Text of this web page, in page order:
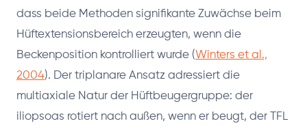
dass beide Methoden signifikante Zuwächse beim
Hüftextensionsbereich erzeugten, wenn die
Beckenposition kontrolliert wurde (Winters et al.,
2004). Der triplanare Ansatz adressiert die
multiaxiale Natur der Hüftbeugergruppe: der
iliopsoas rotiert nach außen, wenn er beugt, der TFL